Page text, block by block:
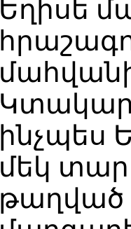
Եղիսե
ինչպես
մեկ
թաղված